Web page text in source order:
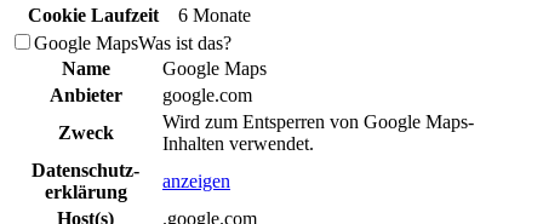
Cookie Laufzeit
6 Monate
Google MapsWas ist das?
Name
Google Maps
Anbieter
google.com
Zweck
Wird zum Entsperren von Google Maps-
Inhalten verwendet.
Daten­schutz­
erklä­rung
anzeigen
Host(s)
.google.com